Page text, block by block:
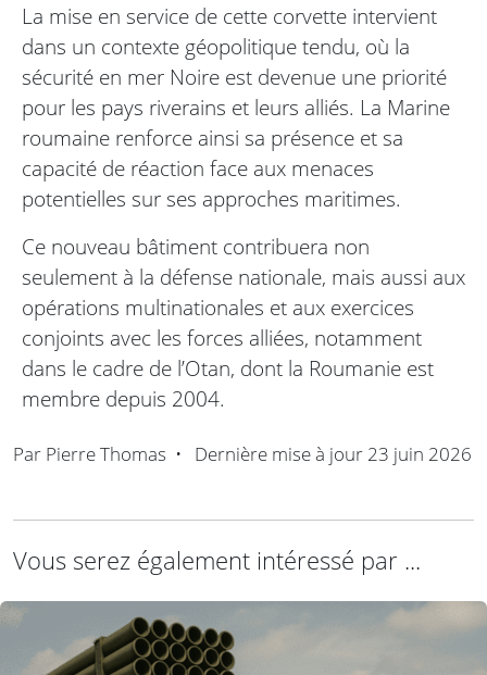
La mise en service de cette corvette intervient
dans un contexte géopolitique tendu, où la
sécurité en mer Noire est devenue une priorité
pour les pays riverains et leurs alliés. La Marine
roumaine renforce ainsi sa présence et sa
capacité de réaction face aux menaces
potentielles sur ses approches maritimes.
Ce nouveau bâtiment contribuera non
seulement à la défense nationale, mais aussi aux
opérations multinationales et aux exercices
conjoints avec les forces alliées, notamment
dans le cadre de l’Otan, dont la Roumanie est
membre depuis 2004.
Par Pierre Thomas • Dernière mise à jour 23 juin 2026
Vous serez également intéressé par ...